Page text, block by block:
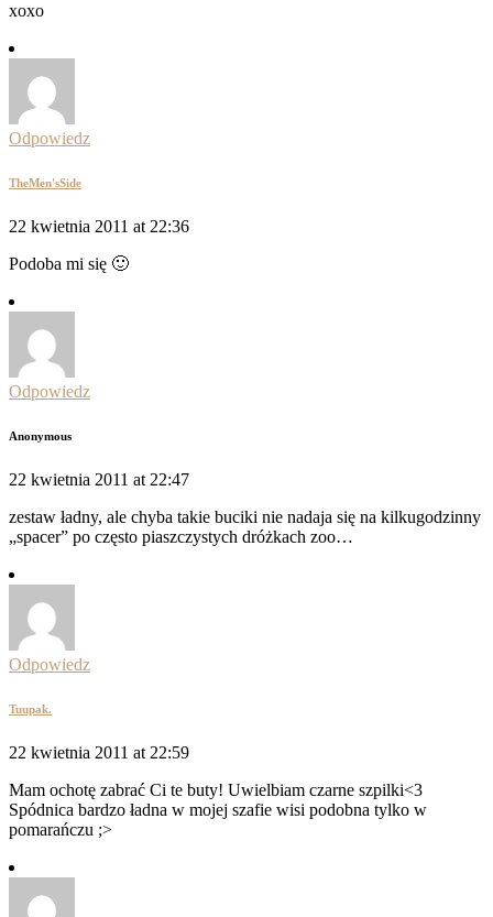
xoxo
Odpowiedz
TheMen'sSide
22 kwietnia 2011 at 22:36
Podoba mi się 🙂
Odpowiedz
Anonymous
22 kwietnia 2011 at 22:47
zestaw ładny, ale chyba takie buciki nie nadaja się na kilkugodzinny
„spacer” po często piaszczystych dróżkach zoo…
Odpowiedz
Tuupak.
22 kwietnia 2011 at 22:59
Mam ochotę zabrać Ci te buty! Uwielbiam czarne szpilki<3
Spódnica bardzo ładna w mojej szafie wisi podobna tylko w
pomarańczu ;>